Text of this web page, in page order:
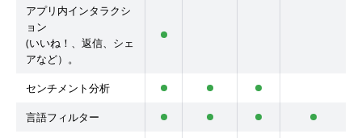
アプリ内インタラクシ
ョン
(いいね！、返信、シェ
アなど）。
センチメント分析
言語フィルター